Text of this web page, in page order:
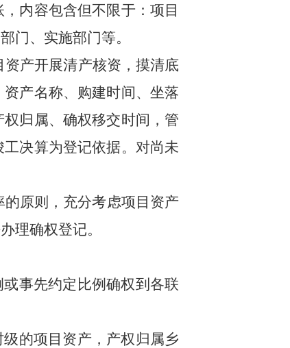
内容包含但不限于：项目
门、实施部门等。
产开展清产核资，摸清底
产名称、购建时间、坐落
归属、确权移交时间，管
决算为登记依据。对尚未
原则，充分考虑项目资产
理确权登记。
事先约定比例确权到各联
的项目资产，产权归属乡